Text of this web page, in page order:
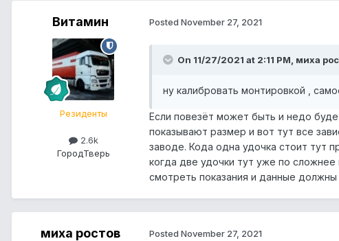
Витамин
Резиденты
2.6k
ГородТверь
Posted November 27, 2021
On 11/27/2021 at 2:11 PM, миха
ну калибровать монтировкой ,
Если повезёт может быть и недо
показывают размер и вот тут все
заводе. Кода одна удочка стоит тут
когда две удочки тут уже по сложнее
смотреть показания и данные должны
миха ростов Posted November 27, 2021